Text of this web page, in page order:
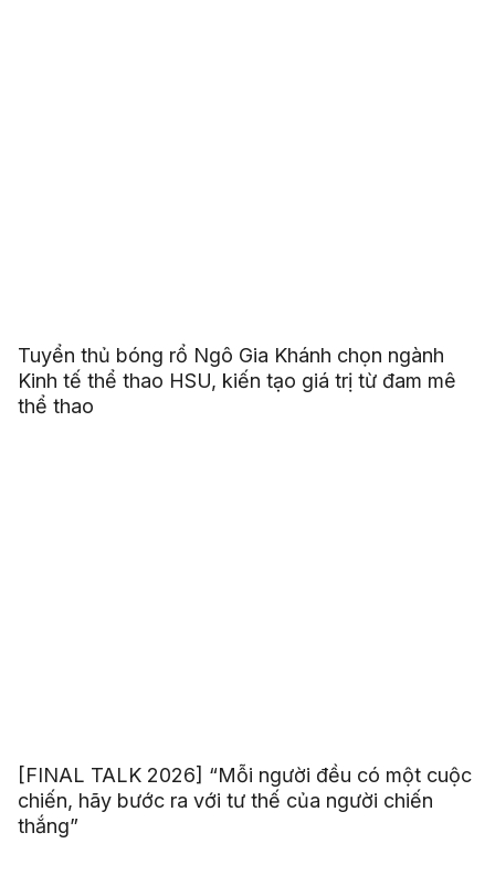
Tuyển thủ bóng rổ Ngô Gia Khánh chọn ngành
Kinh tế thể thao HSU, kiến tạo giá trị từ đam mê
thể thao
[FINAL TALK 2026] “Mỗi người đều có một cuộc
chiến, hãy bước ra với tư thế của người chiến
thắng”